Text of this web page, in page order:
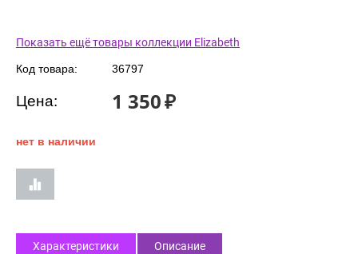
Показать ещё товары коллекции Elizabeth
Код товара: 36797
Цена: 1 350₽
нет в наличии
Характеристики Описание